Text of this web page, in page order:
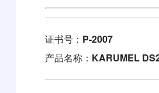
证书号： P-2007
产品名称： KARUMEL